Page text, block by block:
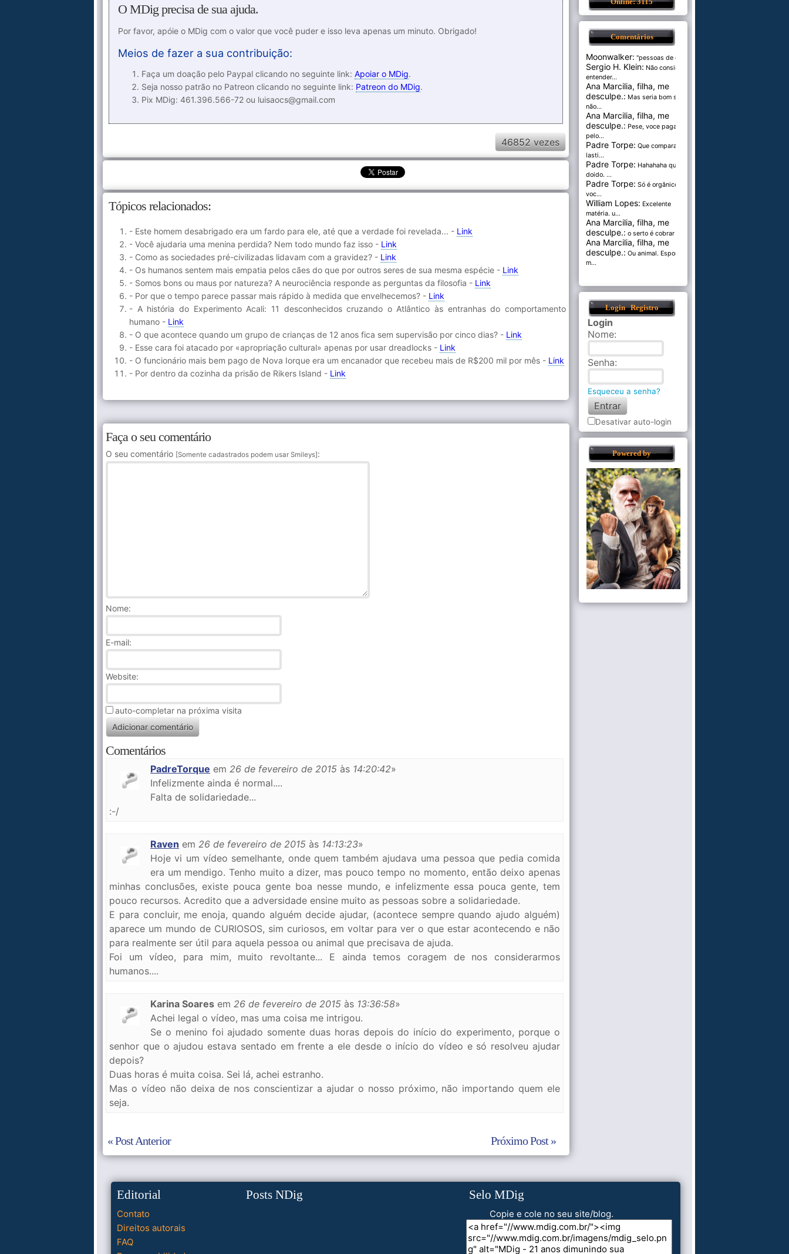
O MDig precisa de sua ajuda.
Por favor, apóie o MDig com o valor que você puder e isso leva apenas um minuto. Obrigado!
Meios de fazer a sua contribuição:
Faça um doação pelo Paypal clicando no seguinte link: Apoiar o MDig.
Seja nosso patrão no Patreon clicando no seguinte link: Patreon do MDig.
Pix MDig: 461.396.566-72 ou luisaocs@gmail.com
46852 vezes
Tópicos relacionados:
- Este homem desabrigado era um fardo para ele, até que a verdade foi revelada... - Link
- Você ajudaria uma menina perdida? Nem todo mundo faz isso - Link
- Como as sociedades pré-civilizadas lidavam com a gravidez? - Link
- Os humanos sentem mais empatia pelos cães do que por outros seres de sua mesma espécie - Link
- Somos bons ou maus por natureza? A neurociência responde as perguntas da filosofia - Link
- Por que o tempo parece passar mais rápido à medida que envelhecemos? - Link
- A história do Experimento Acali: 11 desconhecidos cruzando o Atlântico às entranhas do comportamento
humano - Link
- O que acontece quando um grupo de crianças de 12 anos fica sem supervisão por cinco dias? - Link
- Esse cara foi atacado por «apropriação cultural» apenas por usar dreadlocks - Link
- O funcionário mais bem pago de Nova Iorque era um encanador que recebeu mais de R$200 mil por mês - Link
- Por dentro da cozinha da prisão de Rikers Island - Link
Faça o seu comentário
O seu comentário [Somente cadastrados podem usar Smileys] :
Nome:
E-mail:
Website:
auto-completar na próxima visita
Comentários
PadreTorque em 26 de fevereiro de 2015 às 14:20:42»
Infelizmente ainda é normal....
Falta de solidariedade...
:-/
Raven em 26 de fevereiro de 2015 às 14:13:23»
Hoje vi um vídeo semelhante, onde quem também ajudava uma pessoa que pedia comida
era um mendigo. Tenho muito a dizer, mas pouco tempo no momento, então deixo apenas
minhas conclusões, existe pouca gente boa nesse mundo, e infelizmente essa pouca gente, tem
pouco recursos. Acredito que a adversidade ensine muito as pessoas sobre a solidariedade.
E para concluir, me enoja, quando alguém decide ajudar, (acontece sempre quando ajudo alguém)
aparece um mundo de CURIOSOS, sim curiosos, em voltar para ver o que estar acontecendo e não
para realmente ser útil para aquela pessoa ou animal que precisava de ajuda.
Foi um vídeo, para mim, muito revoltante... E ainda temos coragem de nos considerarmos
humanos....
Karina Soares em 26 de fevereiro de 2015 às 13:36:58»
Achei legal o vídeo, mas uma coisa me intrigou.
Se o menino foi ajudado somente duas horas depois do início do experimento, porque o
senhor que o ajudou estava sentado em frente a ele desde o início do vídeo e só resolveu ajudar
depois?
Duas horas é muita coisa. Sei lá, achei estranho.
Mas o vídeo não deixa de nos conscientizar a ajudar o nosso próximo, não importando quem ele
seja.
« Post Anterior Próximo Post »
Online: 3115
Comentários
Moonwalker: "pessoas de cer...
Sergio H. Klein: Não consigo
entender...
Ana Marcilia, filha, me
desculpe.: Mas seria bom se
não...
Ana Marcilia, filha, me
desculpe.: Pese, voce paga
pelo...
Padre Torpe: Que comparação
lasti...
Padre Torpe: Hahahaha que
doido. ...
Padre Torpe: Só é orgânico se
voc...
William Lopes: Excelente
matéria. u...
Ana Marcilia, filha, me
desculpe.: o serto é cobrar pel...
Ana Marcilia, filha, me
desculpe.: Ou animal. Esponja
m...
Login Registro
Login
Nome:
Senha:
Esqueceu a senha?
Desativar auto-login
Powered by
Editorial
Contato
Direitos autorais
FAQ
Posts NDig Selo MDig
Copie e cole no seu site/blog.